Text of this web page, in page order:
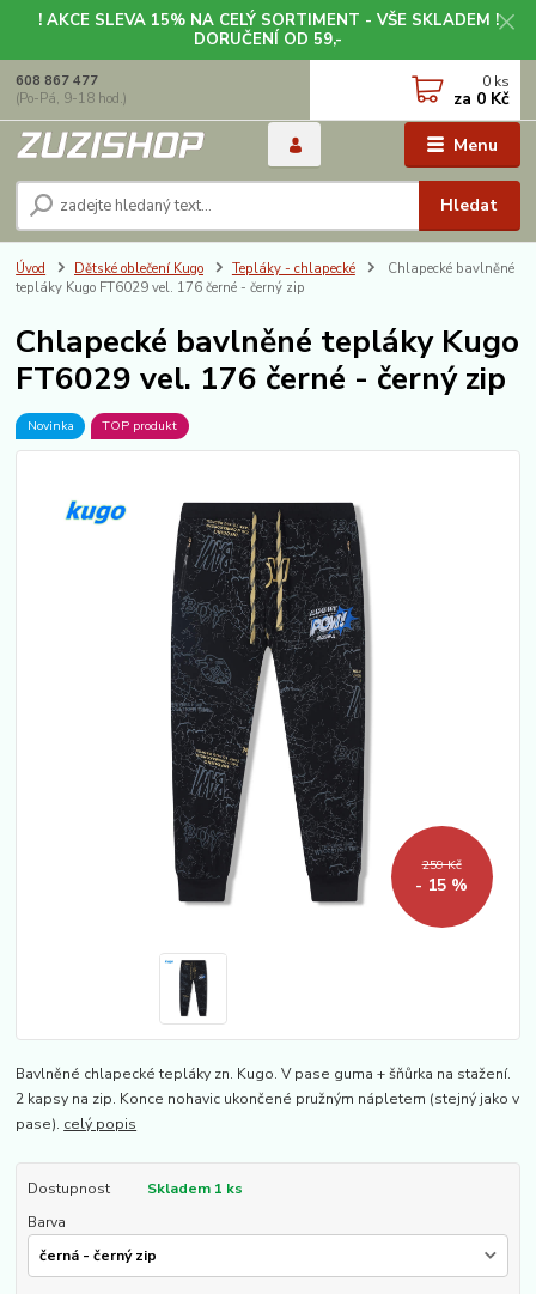
! AKCE SLEVA 15% NA CELÝ SORTIMENT - VŠE SKLADEM !
DORUČENÍ OD 59,-
Menu
Hledat
608 867 477
(Po-Pá, 9-18 hod.)
0 ks
za 0 Kč
Úvod Dětské oblečení Kugo Tepláky - chlapecké
Chlapecké bavlněné
tepláky Kugo FT6029 vel. 176 černé - černý zip
Chlapecké bavlněné tepláky Kugo
FT6029 vel. 176 černé - černý zip
Novinka TOP produkt
259 Kč
- 15 %
Bavlněné chlapecké tepláky zn. Kugo. V pase guma + šňůrka na stažení.
2 kapsy na zip. Konce nohavic ukončené pružným nápletem (stejný jako v
pase). celý popis
Dostupnost
Skladem 1 ks
Barva